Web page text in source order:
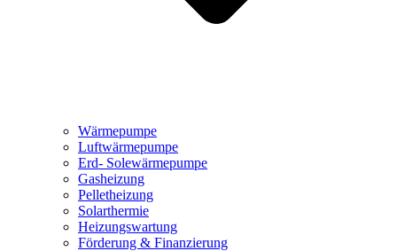
Wärmepumpe
Luftwärmepumpe
Erd- Solewärmepumpe
Gasheizung
Pelletheizung
Solarthermie
Heizungswartung
Förderung & Finanzierung